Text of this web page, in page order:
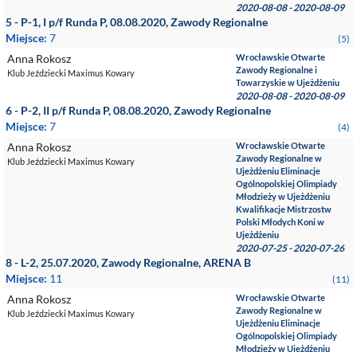
2020-08-08 - 2020-08-09
5 - P-1, I p/f Runda P, 08.08.2020, Zawody Regionalne
Miejsce: 7 (5)
Anna Rokosz
Klub Jeździecki Maximus Kowary
Wrocławskie Otwarte
Zawody Regionalne i
Towarzyskie w Ujeżdżeniu
2020-08-08 - 2020-08-09
6 - P-2, II p/f Runda P, 08.08.2020, Zawody Regionalne
Miejsce: 7 (4)
Anna Rokosz
Klub Jeździecki Maximus Kowary
Wrocławskie Otwarte
Zawody Regionalne w
Ujeżdżeniu Eliminacje
Ogólnopolskiej Olimpiady
Młodzieży w Ujeżdżeniu
Kwalifikacje Mistrzostw
Polski Młodych Koni w
Ujeżdżeniu
2020-07-25 - 2020-07-26
8 - L-2, 25.07.2020, Zawody Regionalne, ARENA B
Miejsce: 11 (11)
Anna Rokosz
Klub Jeździecki Maximus Kowary
Wrocławskie Otwarte
Zawody Regionalne w
Ujeżdżeniu Eliminacje
Ogólnopolskiej Olimpiady
Młodzieży w Ujeżdżeniu